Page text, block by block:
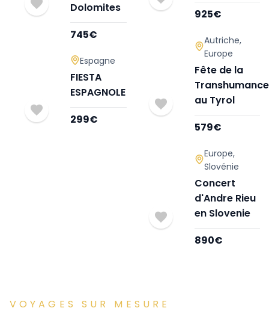
Dolomites
745€
Espagne
FIESTA
ESPAGNOLE
299€
925€
Autriche,
Europe
Fête de la
Transhumance
au Tyrol
579€
Europe,
Slovénie
Concert
d'Andre Rieu
en Slovenie
890€
VOYAGES SUR MESURE